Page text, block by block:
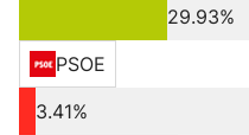
29.93%
PSOE
3.41%